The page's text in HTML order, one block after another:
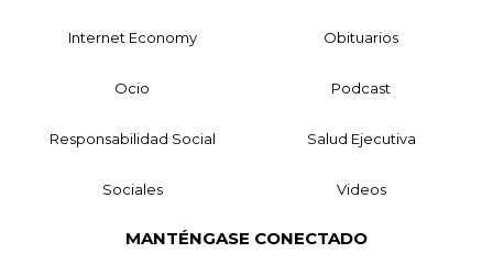
Internet Economy Obituarios
Ocio Podcast
Responsabilidad Social Salud Ejecutiva
Sociales Videos
MANTÉNGASE CONECTADO